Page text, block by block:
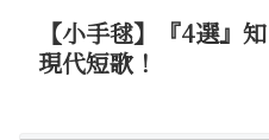
【小手毬】『4選』
現代短歌！